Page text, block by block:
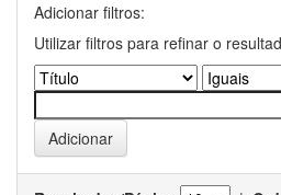
Adicionar filtros:
Utilizar filtros para refinar o